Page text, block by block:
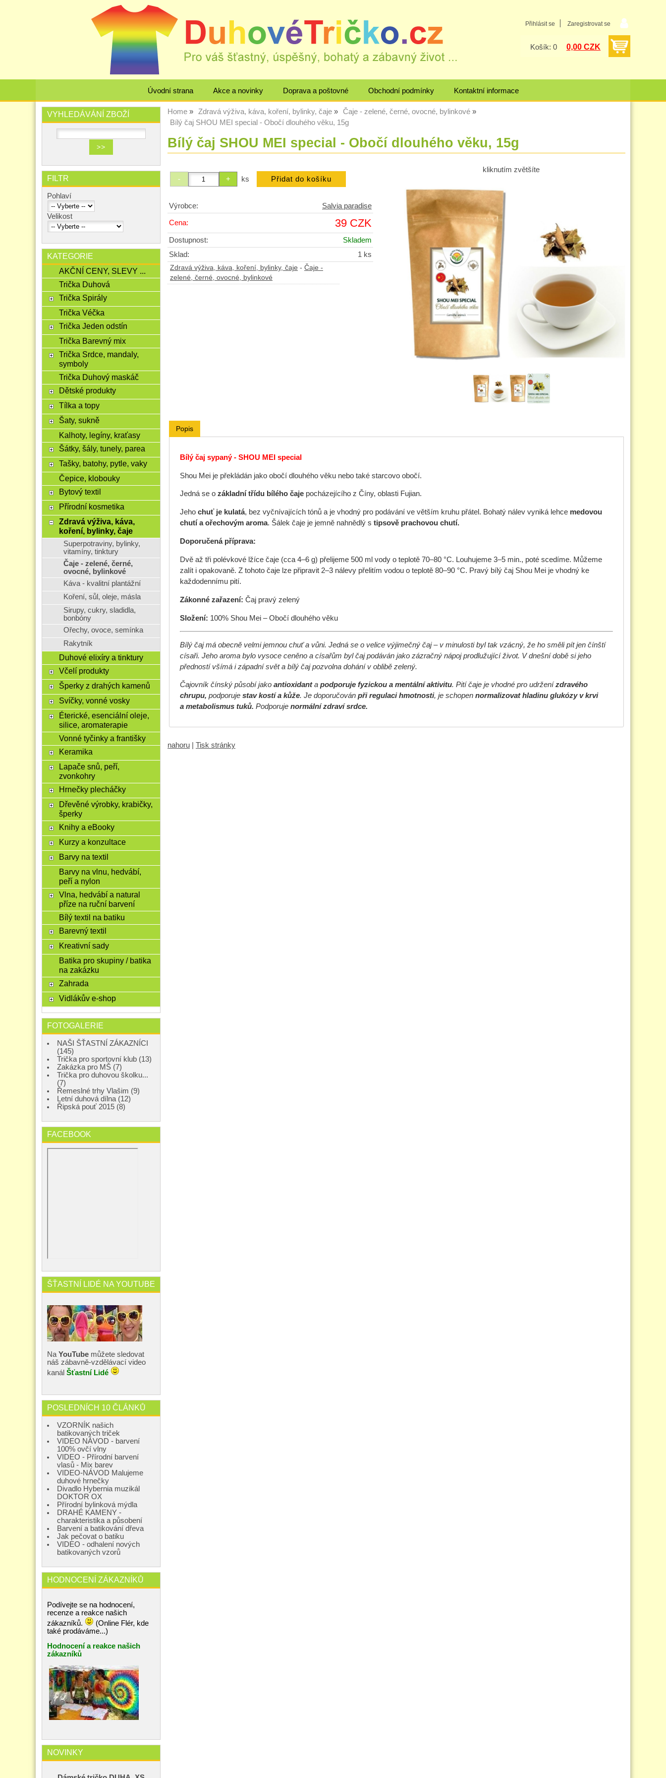
Přihlásit se Zaregistrovat se
Košík: 0 0,00 CZK
Úvodní strana Akce a novinky Doprava a poštovné Obchodní podmínky Kontaktní informace
Home Zdravá výživa, káva, koření, bylinky, čaje
Čaje - zelené, černé, ovocné, bylinkové
Bílý čaj SHOU MEI special - Obočí dlouhého věku, 15g
Bílý čaj SHOU MEI special - Obočí dlouhého věku, 15g
kliknutím zvětšíte
ks
Výrobce: Salvia paradise
Cena: 39 CZK
Dostupnost:
Skladem
Sklad:
1 ks
Zdravá výživa, káva, koření, bylinky, čaje - Čaje -
zelené, černé, ovocné, bylinkové
Popis
Bílý čaj sypaný - SHOU MEI special
Shou Mei je překládán jako obočí dlouhého věku nebo také starcovo obočí.
Jedná se o základní třídu bílého čajepocházejícího z Číny, oblasti Fujian.
Jeho chuť je kulatá, bez vyčnívajících tónů a je vhodný pro podávání ve větším kruhu přátel. Bohatý nálev vyniká lehce medovou
chutí a ořechovým aroma. Šálek čaje je jemně nahnědlý s tipsově prachovou chutí.
Doporučená příprava:
Dvě až tři polévkové lžíce čaje (cca 4–6 g) přelijeme 500 ml vody o teplotě 70–80 °C. Louhujeme 3–5 min., poté scedíme. Můžeme
zalít i opakovaně. Z tohoto čaje lze připravit 2–3 nálevy přelitím vodou o teplotě 80–90 °C. Pravý bílý čaj Shou Mei je vhodný ke
každodennímu pití.
Zákonné zařazení: Čaj pravý zelený
Složení: 100% Shou Mei – Obočí dlouhého věku
Bílý čaj má obecně velmi jemnou chuť a vůni. Jedná se o velice výjimečný čaj – v minulosti byl tak vzácný, že ho směli pít jen čínští
císaři. Jeho aroma bylo vysoce ceněno a císařům byl čaj podáván jako zázračný nápoj prodlužující život. V dnešní době si jeho
předností všímá i západní svět a bílý čaj pozvolna dohání v oblibě zelený.
Čajovník čínský působí jakoantioxidanta podporuje fyzickou a mentální aktivitu. Pití čaje je vhodné pro udrženízdravého
chrupu, podporujestav kostí a kůže. Je doporučovánpři regulaci hmotnosti, je schopen normalizovat hladinu glukózy v krvi
a metabolismus tuků. Podporuje normální zdraví srdce.
nahoru Tisk stránky
VYHLEDÁVÁNÍ ZBOŽÍ
FILTR
Pohlaví
Velikost
KATEGORIE
AKČNÍ CENY, SLEVY ...
Trička Duhová
Trička Spirály
Trička Véčka
Trička Jeden odstín
Trička Barevný mix
Trička Srdce, mandaly,
symboly
Trička Duhový maskáč
Dětské produkty
Tílka a topy
Šaty, sukně
Kalhoty, legíny, kraťasy
Šátky, šály, tunely, parea
Tašky, batohy, pytle, vaky
Čepice, klobouky
Bytový textil
Přírodní kosmetika
Zdravá výživa, káva,
koření, bylinky, čaje
Superpotraviny, bylinky,
vitamíny, tinktury
Čaje - zelené, černé,
ovocné, bylinkové
Káva - kvalitní plantážní
Koření, sůl, oleje, másla
Sirupy, cukry, sladidla,
bonbóny
Ořechy, ovoce, semínka
Rakytník
Duhové elixíry a tinktury
Včelí produkty
Šperky z drahých kamenů
Svíčky, vonné vosky
Éterické, esenciální oleje,
silice, aromaterapie
Vonné tyčinky a františky
Keramika
Lapače snů, peří,
zvonkohry
Hrnečky plecháčky
Dřevěné výrobky, krabičky,
šperky
Knihy a eBooky
Kurzy a konzultace
Barvy na textil
Barvy na vlnu, hedvábí,
peří a nylon
Vlna, hedvábí a natural
příze na ruční barvení
Bílý textil na batiku
Barevný textil
Kreativní sady
Batika pro skupiny / batika
na zakázku
Zahrada
Vidlákův e-shop
FOTOGALERIE
NAŠI ŠŤASTNÍ ZÁKAZNÍCI
(145)
Trička pro sportovní klub (13)
Zakázka pro MŠ (7)
Trička pro duhovou školku...
(7)
Řemeslné trhy Vlašim (9)
Letní duhová dílna (12)
Řipská pouť 2015 (8)
FACEBOOK
ŠŤASTNÍ LIDÉ NA YOUTUBE
Na YouTube můžete sledovat
náš zábavně-vzdělávací video
kanál Šťastní Lidé
POSLEDNÍCH 10 ČLÁNKŮ
VZORNÍK našich
batikovaných triček
VIDEO NÁVOD - barvení
100% ovčí vlny
VIDEO - Přírodní barvení
vlasů - Mix barev
VIDEO-NÁVOD Malujeme
duhové hrnečky
Divadlo Hybernia muzikál
DOKTOR OX
Přírodní bylinková mýdla
DRAHÉ KAMENY -
charakteristika a působení
Barvení a batikování dřeva
Jak pečovat o batiku
VIDEO - odhalení nových
batikovaných vzorů
HODNOCENÍ ZÁKAZNÍKŮ
Podívejte se na hodnocení,
recenze a reakce našich
zákazníků.
(Online Flér, kde
také prodáváme...)
Hodnocení a reakce našich
zákazníků
NOVINKY